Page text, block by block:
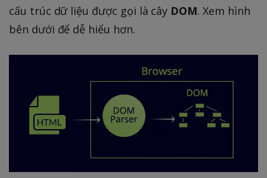
cấu trúc dữ liệu được gọi là cây DOM. Xem hình
bên dưới để dễ hiểu hơn.